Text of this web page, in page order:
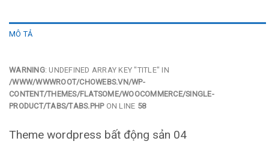
MÔ TẢ
WARNING: UNDEFINED ARRAY KEY "TITLE" IN
/WWW/WWWROOT/CHOWEBS.VN/WP-
CONTENT/THEMES/FLATSOME/WOOCOMMERCE/SINGLE-
PRODUCT/TABS/TABS.PHPON LINE 58
Theme wordpress bất động sản 04